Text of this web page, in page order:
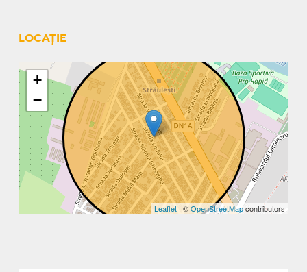
LOCAȚIE
+
−
Leaflet | ©OpenStreetMapcontributors